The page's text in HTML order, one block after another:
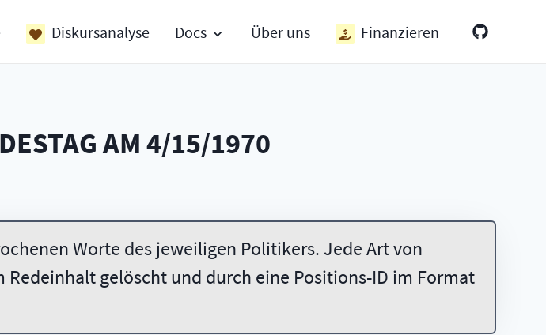
Diskursanalyse Docs Über uns Finanzieren
AM 4/15/1970
Worte des jeweiligen Politikers. Jede Art von
gelöscht und durch eine Positions-ID im Format